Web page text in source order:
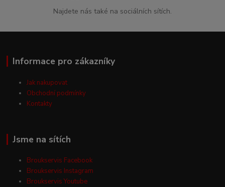
Najdete nás také na sociálních sítích.
Informace pro zákazníky
Jak nakupovat
Obchodní podmínky
Kontakty
Jsme na sítích
Broukservis Facebook
Broukservis Instagram
Broukservis Youtube